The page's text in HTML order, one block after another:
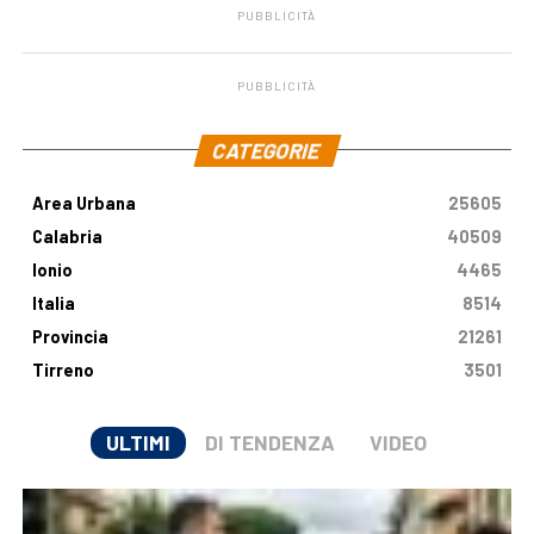
PUBBLICITÀ
PUBBLICITÀ
CATEGORIE
Area Urbana
25605
Calabria
40509
Ionio
4465
Italia
8514
Provincia
21261
Tirreno
3501
ULTIMI DI TENDENZA VIDEO